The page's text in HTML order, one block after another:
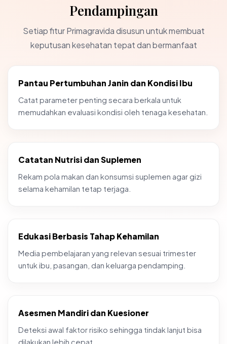
Pendampingan
Setiap fitur Primagravida disusun untuk membuat
keputusan kesehatan tepat dan bermanfaat
Pantau Pertumbuhan Janin dan Kondisi Ibu
Catat parameter penting secara berkala untuk
memudahkan evaluasi kondisi oleh tenaga kesehatan.
Catatan Nutrisi dan Suplemen
Rekam pola makan dan konsumsi suplemen agar gizi
selama kehamilan tetap terjaga.
Edukasi Berbasis Tahap Kehamilan
Media pembelajaran yang relevan sesuai trimester
untuk ibu, pasangan, dan keluarga pendamping.
Asesmen Mandiri dan Kuesioner
Deteksi awal faktor risiko sehingga tindak lanjut bisa
dilakukan lebih cepat.